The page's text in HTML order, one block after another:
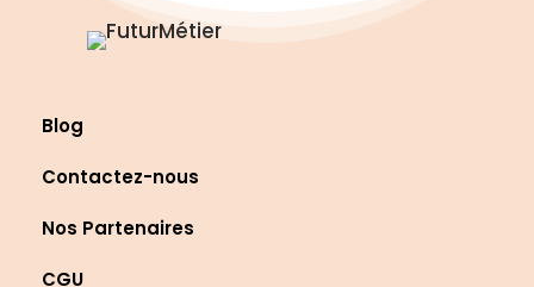
Blog
Contactez-nous
Nos Partenaires
CGU